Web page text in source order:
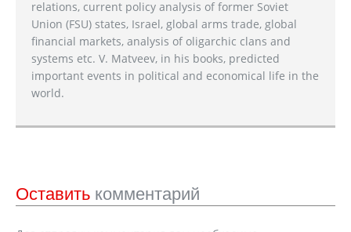
relations, current policy analysis of former Soviet
Union (FSU) states, Israel, global arms trade, global
financial markets, analysis of oligarchic clans and
systems etc. V. Matveev, in his books, predicted
important events in political and economical life in the
world.
Оставить комментарий